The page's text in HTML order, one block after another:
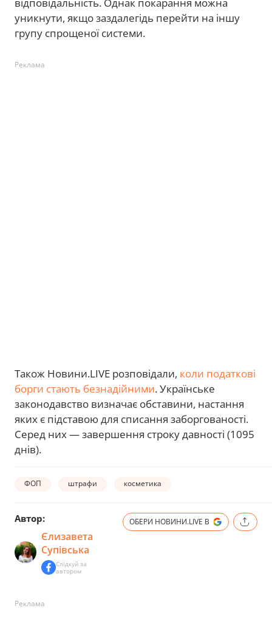
уникнути, якщо заздалегідь перейти на іншу
групу спрощеної системи.
Реклама
Також Новини.LIVE розповідали, коли податкові
борги стають безнадійними. Українське
законодавство визначає обставини, настання
яких є підставою для списання заборгованості.
Серед них — завершення строку давності (1095
днів).
ФОП штрафи косметика
Автор:
Єлизавета
Супівська
Слідкуй за
автором
ОБЕРИ НОВИНИ.LIVE В
Реклама